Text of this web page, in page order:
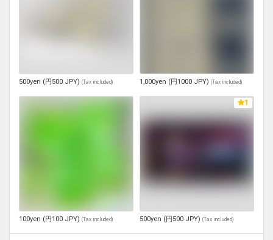
500yen (円500 JPY) (Tax included) 1,000yen (円1000 JPY) (Tax included)
100yen (円100 JPY) (Tax included)
1
500yen (円500 JPY) (Tax included)